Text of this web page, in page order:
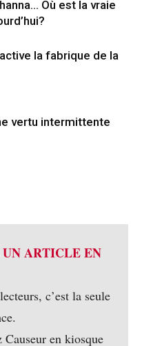
Où est la vraie
la fabrique de la
vertu intermittente
ARTICLE EN
c’est la seule
Causeur en kiosque